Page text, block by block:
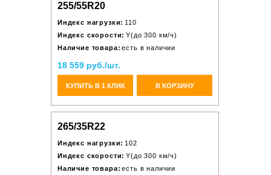
255/55R20
Индекс нагрузки: 110
Индекс скорости: Y(до 300 км/ч)
Наличие товара: есть в наличии
18 559 руб./шт.
КУПИТЬ В 1 КЛИК В КОРЗИНУ
265/35R22
Индекс нагрузки: 102
Индекс скорости: Y(до 300 км/ч)
Наличие товара: есть в наличии